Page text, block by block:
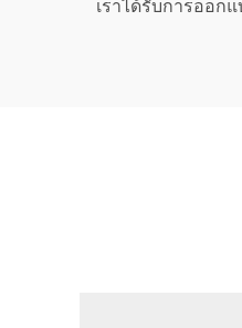
เราได้รับการออก